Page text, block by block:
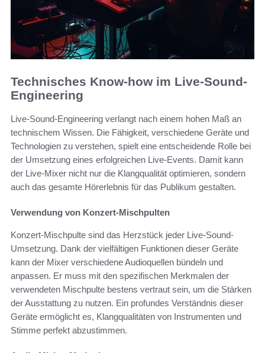
Technisches Know-how im Live-Sound-
Engineering
Live-Sound-Engineering verlangt nach einem hohen Maß an
technischem Wissen. Die Fähigkeit, verschiedene Geräte und
Technologien zu verstehen, spielt eine entscheidende Rolle bei
der Umsetzung eines erfolgreichen Live-Events. Damit kann
der Live-Mixer nicht nur die Klangqualität optimieren, sondern
auch das gesamte Hörerlebnis für das Publikum gestalten.
Verwendung von Konzert-Mischpulten
Konzert-Mischpulte sind das Herzstück jeder Live-Sound-
Umsetzung. Dank der vielfältigen Funktionen dieser Geräte
kann der Mixer verschiedene Audioquellen bündeln und
anpassen. Er muss mit den spezifischen Merkmalen der
verwendeten Mischpulte bestens vertraut sein, um die Stärken
der Ausstattung zu nutzen. Ein profundes Verständnis dieser
Geräte ermöglicht es, Klangqualitäten von Instrumenten und
Stimme perfekt abzustimmen.